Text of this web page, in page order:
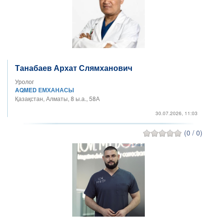
Танабаев Архат Слямханович
Уролог
AQMED ЕМХАНАСЫ
Қазақстан, Алматы, 8 ы.а., 58А
30.07.2026, 11:03
(0 / 0)